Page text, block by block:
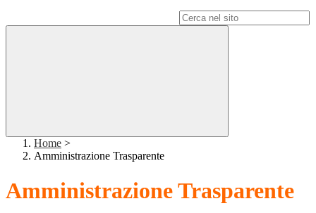
Home >
Amministrazione Trasparente
Amministrazione Trasparente